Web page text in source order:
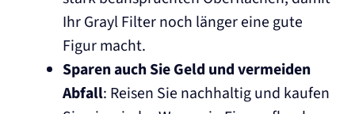
Ihr Grayl Filter noch länger eine gute
Figur macht.
Sparen auch Sie Geld und vermeiden
Abfall: Reisen Sie nachhaltig und kaufen